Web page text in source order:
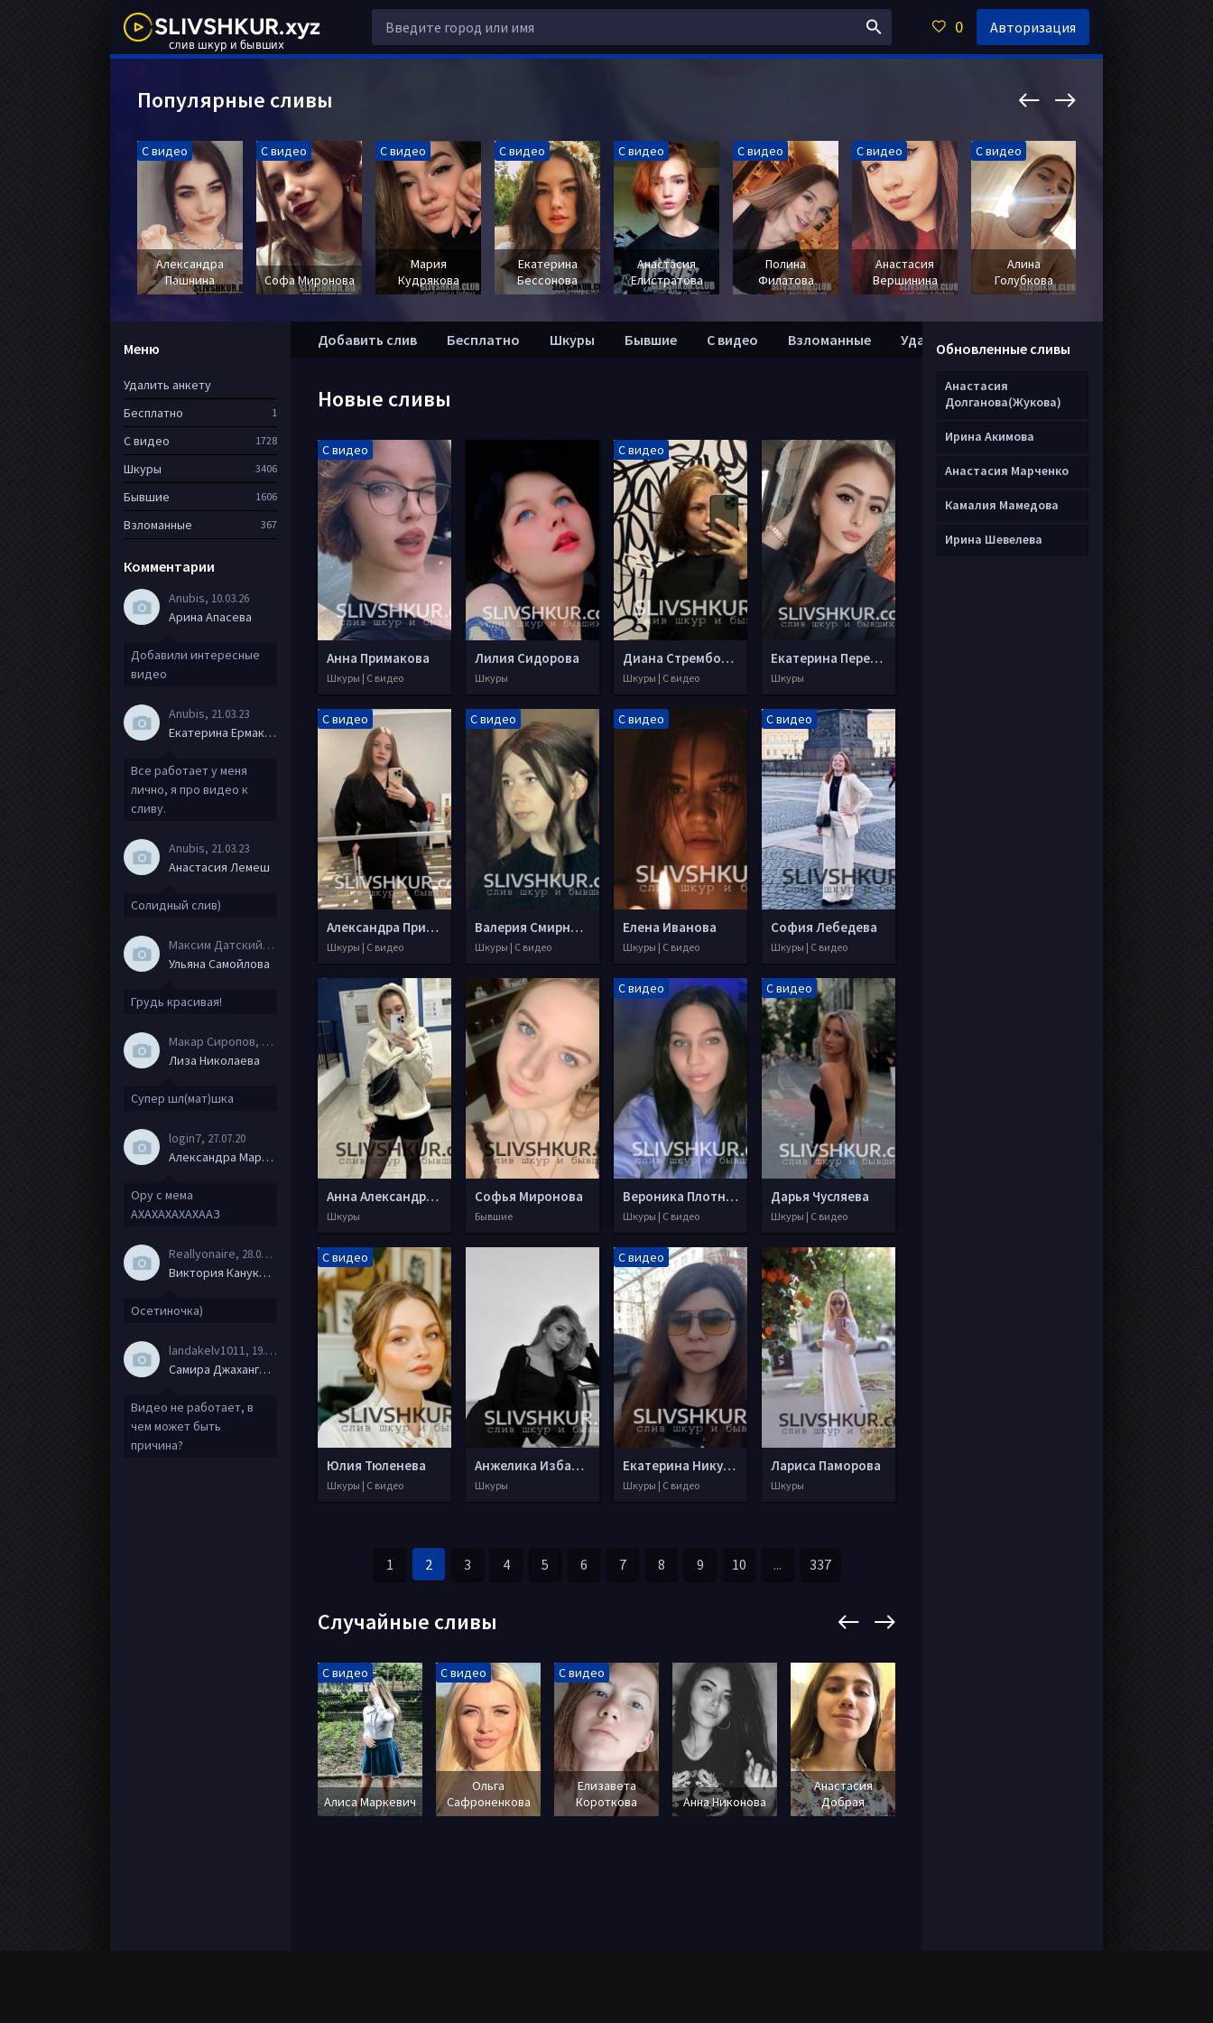
Новые сливы
С видео
Анна Примакова
Шкуры | С видео
Лилия Сидорова
Шкуры
С видео
Диана Стрембовская
Шкуры | С видео
Екатерина Пересторонина
Шкуры
С видео
Александра Призенцова
Шкуры | С видео
С видео
Валерия Смирнова
Шкуры | С видео
С видео
Елена Иванова
Шкуры | С видео
С видео
София Лебедева
Шкуры | С видео
Анна Александрова
Шкуры
Софья Миронова
Бывшие
С видео
Вероника Плотникова
Шкуры | С видео
С видео
Дарья Чусляева
Шкуры | С видео
С видео
Юлия Тюленева
Шкуры | С видео
Анжелика Избаирова
Шкуры
С видео
Екатерина Никулина
Шкуры | С видео
Лариса Паморова
Шкуры
1 2 3 4 5 6 7 8 9 10 ... 337
Добавить слив Бесплатно Шкуры Бывшие С видео Взломанные Удалить анкету
Случайные сливы
С видео
Алиса Маркевич
С видео
Ольга
Сафроненкова
С видео
Елизавета
Короткова
Анна Никонова
Анастасия
Добрая
Меню
Удалить анкету
Бесплатно
1
С видео 1728
Шкуры 3406
Бывшие 1606
Взломанные 367
Комментарии
Anubis, 10.03.26
Арина Апасева
Добавили интересные
видео
Anubis, 21.03.23
Екатерина Ермакова
Все работает у меня
лично, я про видео к
сливу.
Anubis, 21.03.23
Анастасия Лемеш
Солидный слив)
Максим Датский
, 15.08.20
Ульяна Самойлова
Грудь красивая!
Макар Сиропов, 08.08.20
Лиза Николаева
Супер шл(мат)шка
login7, 27.07.20
Александра Маркова
Ору с мема
АХАХАХАХАХААЗ
Reallyonaire, 28.06.20
Виктория Канукова
Осетиночка)
landakelv1011 , 19.06.20
Самира Джахангирова
Видео не работает, в
чем может быть
причина?
Обновленные сливы
Анастасия
Долганова(Жукова)
Ирина Акимова
Анастасия Марченко
Камалия Мамедова
Ирина Шевелева
0 Авторизация
Популярные сливы
С видео
Александра
Пашнина
С видео
Софа Миронова
С видео
Мария
Кудрякова
С видео
Екатерина
Бессонова
С видео
Анастасия
Елистратова
С видео
Полина
Филатова
С видео
Анастасия
Вершинина
С видео
Алина
Голубкова